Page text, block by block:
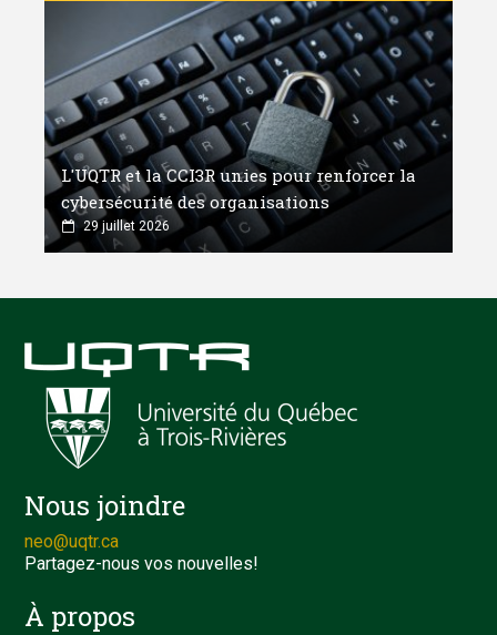
L'UQTR et la CCI3R unies pour renforcer la
cybersécurité des organisations
29 juillet 2026
Nous joindre
neo@uqtr.ca
Partagez-nous vos nouvelles!
À propos